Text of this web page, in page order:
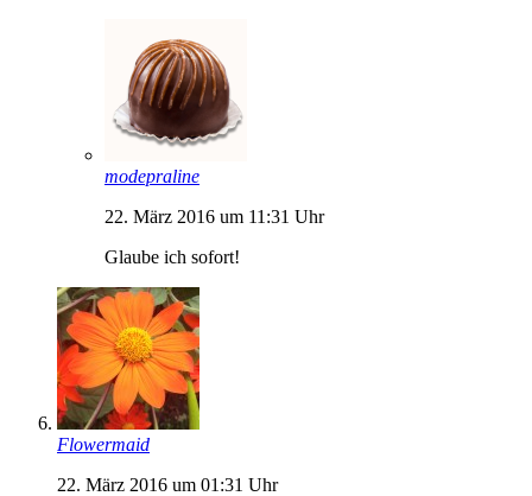
modepraline
22. März 2016 um 11:31 Uhr
Glaube ich sofort!
Flowermaid
22. März 2016 um 01:31 Uhr